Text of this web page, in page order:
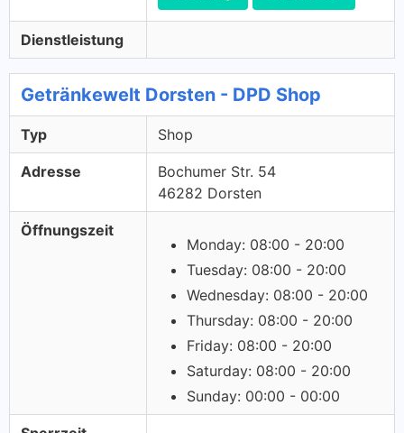
Dienstleistung
Getränkewelt Dorsten - DPD Shop
Typ Shop
Adresse
Bochumer Str. 54
46282 Dorsten
Öffnungszeit
Monday: 08:00 - 20:00
Tuesday: 08:00 - 20:00
Wednesday: 08:00 - 20:00
Thursday: 08:00 - 20:00
Friday: 08:00 - 20:00
Saturday: 08:00 - 20:00
Sunday: 00:00 - 00:00